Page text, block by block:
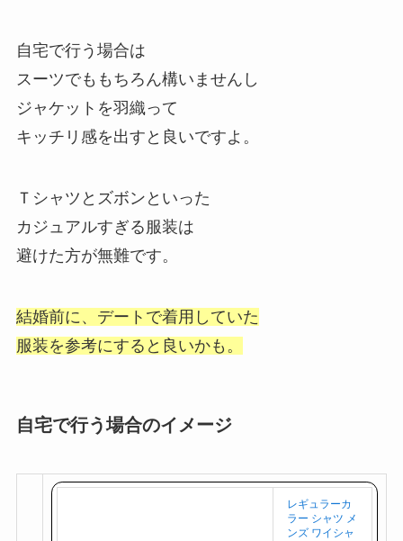
自宅で行う場合は
スーツでももちろん構いませんし
ジャケットを羽織って
キッチリ感を出すと良いですよ。
Ｔシャツとズボンといった
カジュアルすぎる服装は
避けた方が無難です。
結婚前に、デートで着用していた
服装を参考にすると良いかも。
自宅で行う場合のイメージ
レギュラーカ
ラー シャツ メ
ンズ ワイシャ